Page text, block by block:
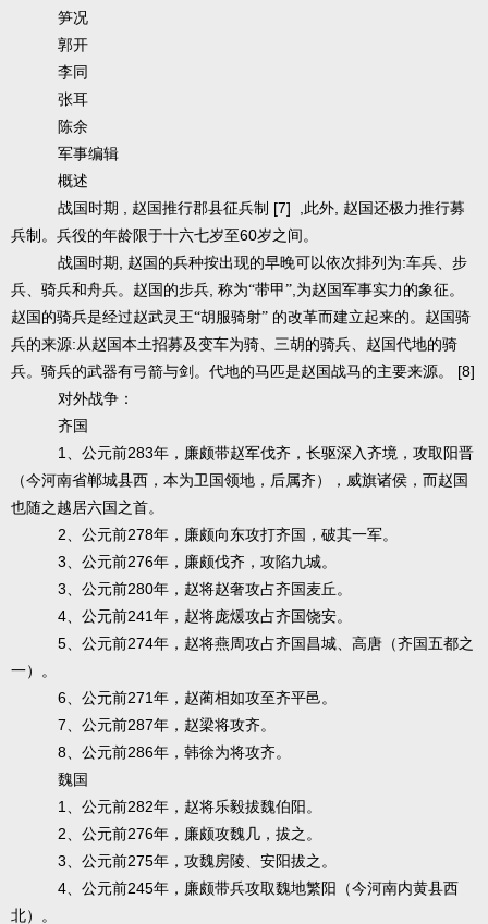
笋况
郭开
李同
张耳
陈余
军事编辑
概述
战国时期
赵国推行郡县征兵制 [7] , 此外, 赵国还极力推行募
兵制。兵役的年龄限于十六七岁至60岁之间。
战国时期
赵国的兵种按出现的早晚可以依次排列为:车兵、步
兵、骑兵和舟兵。赵国的步兵 称为“带甲” 为赵国军事实力的象征。
赵国的骑兵是经过赵武灵王“胡服骑射” 的改革而建立起来的。赵国骑
兵的来源:从赵国本土招募及变车为骑、三胡的骑兵、赵国代地的骑
兵。骑兵的武器有弓箭与剑。代地的马匹是赵国战马的主要来源。
[8]
对外战争：
齐国
1、公元前283年，廉颇带赵军伐齐，长驱深入齐境，攻取阳晋
（今河南省郸城县西，本为卫国领地，后属齐），威旗诸侯，而赵国
也随之越居六国之首。
2、公元前278年，廉颇向东攻打齐国，破其一军。
3、公元前276年，廉颇伐齐，攻陷九城。
3、公元前280年，赵将赵奢攻占齐国麦丘。
4、公元前241年，赵将庞煖攻占齐国饶安。
5、公元前274年，赵将燕周攻占齐国昌城、高唐（齐国五都之
一）。
6、公元前271年，赵蔺相如攻至齐平邑。
7、公元前287年，赵梁将攻齐。
8、公元前286年，韩徐为将攻齐。
魏国
1、公元前282年，赵将乐毅拔魏伯阳。
2、公元前276年，廉颇攻魏几，拔之。
3、公元前275年，攻魏房陵、安阳拔之。
4、公元前245年，廉颇带兵攻取魏地繁阳（今河南内黄县西
北）。